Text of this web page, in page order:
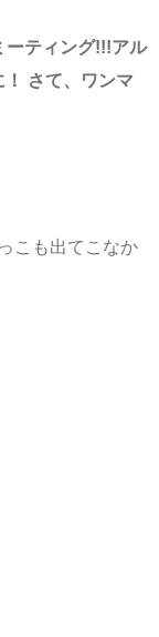
ーティング!!!アル
さて、ワンマ
こも出てこなか